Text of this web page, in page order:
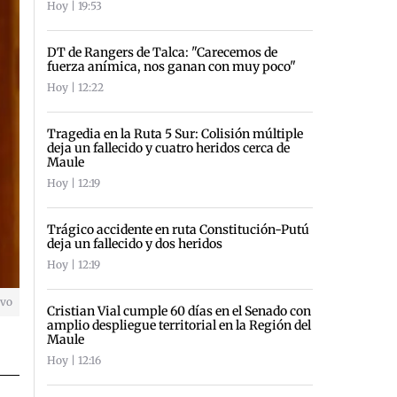
Hoy | 19:53
DT de Rangers de Talca: "Carecemos de
fuerza anímica, nos ganan con muy poco"
Hoy | 12:22
Tragedia en la Ruta 5 Sur: Colisión múltiple
deja un fallecido y cuatro heridos cerca de
Maule
Hoy | 12:19
Trágico accidente en ruta Constitución-Putú
deja un fallecido y dos heridos
Hoy | 12:19
Cristian Vial cumple 60 días en el Senado con
amplio despliegue territorial en la Región del
Maule
Hoy | 12:16